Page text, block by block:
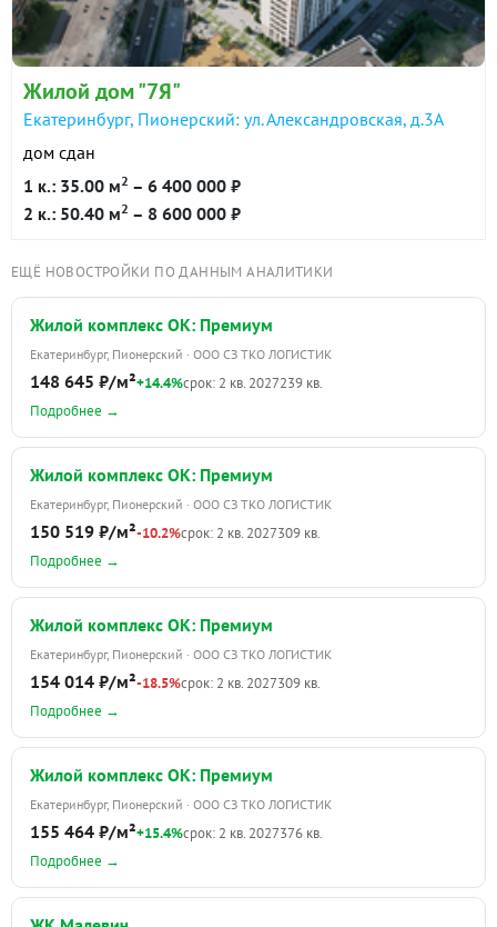
Жилой дом "7Я"
Екатеринбург, Пионерский: ул. Александровская, д.3А
дом сдан
1 к.: 35.00 м2 – 6 400 000 ₽
2 к.: 50.40 м2 – 8 600 000 ₽
ЕЩЁ НОВОСТРОЙКИ ПО ДАННЫМ АНАЛИТИКИ
Жилой комплекс ОК: Премиум
Екатеринбург, Пионерский · ООО СЗ ТКО ЛОГИСТИК
148 645 ₽/м²+14.4%срок: 2 кв. 2027239 кв.
Подробнее →
Жилой комплекс ОК: Премиум
Екатеринбург, Пионерский · ООО СЗ ТКО ЛОГИСТИК
150 519 ₽/м²-10.2%срок: 2 кв. 2027309 кв.
Подробнее →
Жилой комплекс ОК: Премиум
Екатеринбург, Пионерский · ООО СЗ ТКО ЛОГИСТИК
154 014 ₽/м²-18.5%срок: 2 кв. 2027309 кв.
Подробнее →
Жилой комплекс ОК: Премиум
Екатеринбург, Пионерский · ООО СЗ ТКО ЛОГИСТИК
155 464 ₽/м²+15.4%срок: 2 кв. 2027376 кв.
Подробнее →